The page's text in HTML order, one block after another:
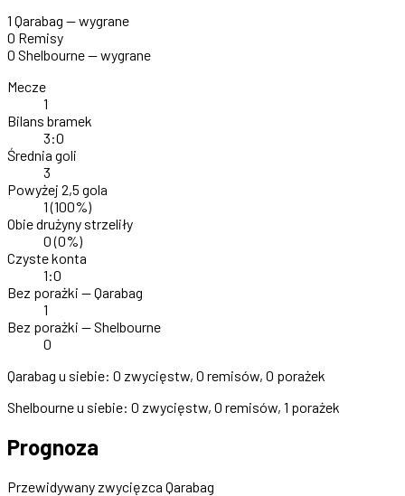
1 Qarabag — wygrane
0 Remisy
0 Shelbourne — wygrane
Mecze
1
Bilans bramek
3:0
Średnia goli
3
Powyżej 2,5 gola
1(100%)
Obie drużyny strzeliły
0(0%)
Czyste konta
1:0
Bez porażki — Qarabag
1
Bez porażki — Shelbourne
0
Qarabag u siebie: 0 zwycięstw, 0 remisów, 0 porażek
Shelbourne u siebie: 0 zwycięstw, 0 remisów, 1 porażek
Prognoza
Przewidywany zwycięzca Qarabag